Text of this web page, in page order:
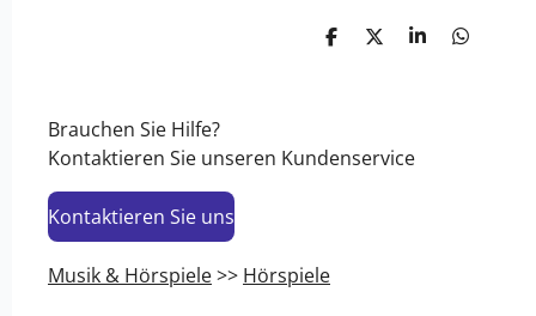
T
T
T
T
Brauchen Sie Hilfe?
Kontaktieren Sie unseren Kundenservice
Kontaktieren Sie uns
Musik & Hörspiele>> Hörspiele